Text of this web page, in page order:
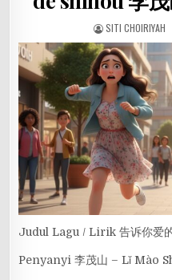
SITI CHOIRIYAH
Judul Lagu / Lirik 告诉你爱
Penyanyi 李茂山 – Lǐ Mào